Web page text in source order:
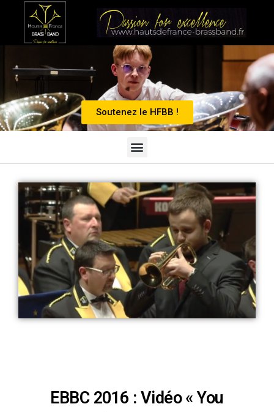
Soutenez le HFBB !
EBBC 2016 : Vidéo « You